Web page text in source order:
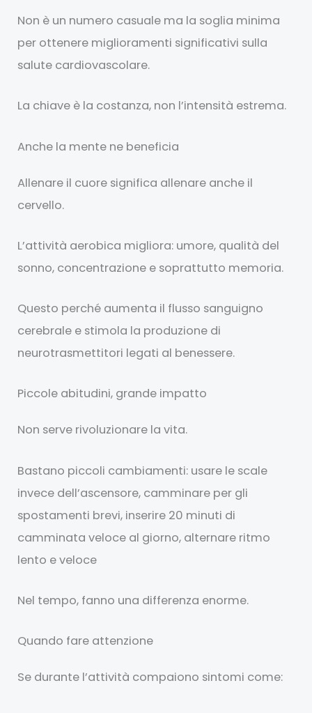
Non è un numero casuale ma la soglia minima
per ottenere miglioramenti significativi sulla
salute cardiovascolare.
La chiave è la costanza, non l’intensità estrema.
Anche la mente ne beneficia
Allenare il cuore significa allenare anche il
cervello.
L’attività aerobica migliora: umore, qualità del
sonno, concentrazione e soprattutto memoria.
Questo perché aumenta il flusso sanguigno
cerebrale e stimola la produzione di
neurotrasmettitori legati al benessere.
Piccole abitudini, grande impatto
Non serve rivoluzionare la vita.
Bastano piccoli cambiamenti: usare le scale
invece dell’ascensore, camminare per gli
spostamenti brevi, inserire 20 minuti di
camminata veloce al giorno, alternare ritmo
lento e veloce
Nel tempo, fanno una differenza enorme.
Quando fare attenzione
Se durante l’attività compaiono sintomi come: